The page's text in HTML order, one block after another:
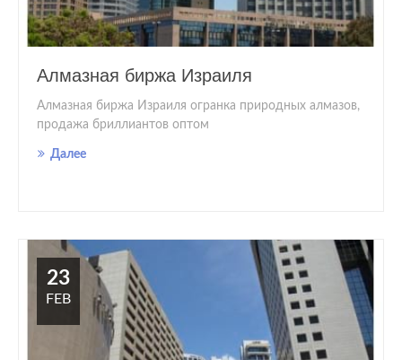
Алмазная биржа Израиля
Алмазная биржа Израиля огранка природных алмазов,
продажа бриллиантов оптом
Далее
23
FEB